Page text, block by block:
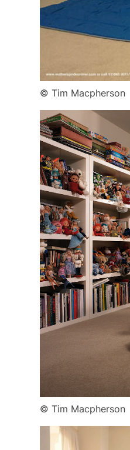
© Tim Macpherson
© Tim Macpherson